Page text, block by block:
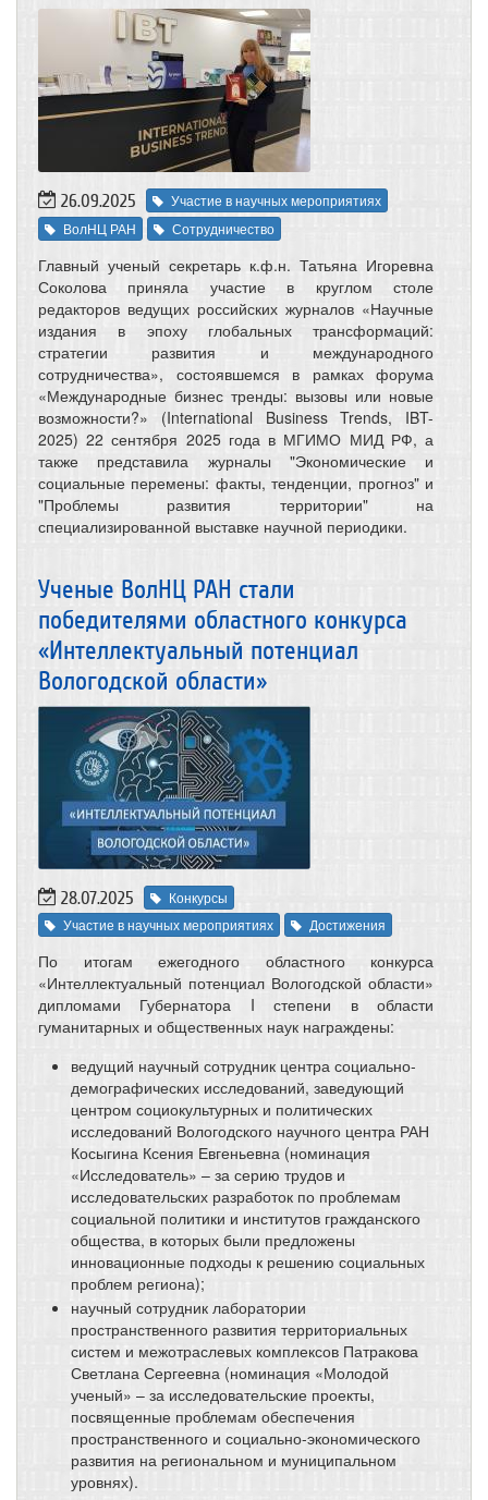
26.09.2025
Участие в научных мероприятиях
ВолНЦ РАН
Сотрудничество
Главный ученый секретарь к.ф.н. Татьяна Игоревна
Соколова приняла участие в круглом столе
редакторов ведущих российских журналов «Научные
издания в эпоху глобальных трансформаций:
стратегии развития и международного
сотрудничества», состоявшемся в рамках форума
«Международные бизнес тренды: вызовы или новые
возможности?» (International Business Trends, IBT-
2025) 22 сентября 2025 года в МГИМО МИД РФ, а
также представила журналы "Экономические и
социальные перемены: факты, тенденции, прогноз" и
"Проблемы развития территории" на
специализированной выставке научной периодики.
Ученые ВолНЦ РАН стали
победителями областного конкурса
«Интеллектуальный потенциал
Вологодской области»
28.07.2025
Конкурсы
Участие в научных мероприятиях
Достижения
По итогам ежегодного областного конкурса
«Интеллектуальный потенциал Вологодской области»
дипломами Губернатора I степени в области
гуманитарных и общественных наук награждены:
ведущий научный сотрудник центра социально-
демографических исследований, заведующий
центром социокультурных и политических
исследований Вологодского научного центра РАН
Косыгина Ксения Евгеньевна (номинация
«Исследователь» – за серию трудов и
исследовательских разработок по проблемам
социальной политики и институтов гражданского
общества, в которых были предложены
инновационные подходы к решению социальных
проблем региона);
научный сотрудник лаборатории
пространственного развития территориальных
систем и межотраслевых комплексов Патракова
Светлана Сергеевна (номинация «Молодой
ученый» – за исследовательские проекты,
посвященные проблемам обеспечения
пространственного и социально-экономического
развития на региональном и муниципальном
уровнях).